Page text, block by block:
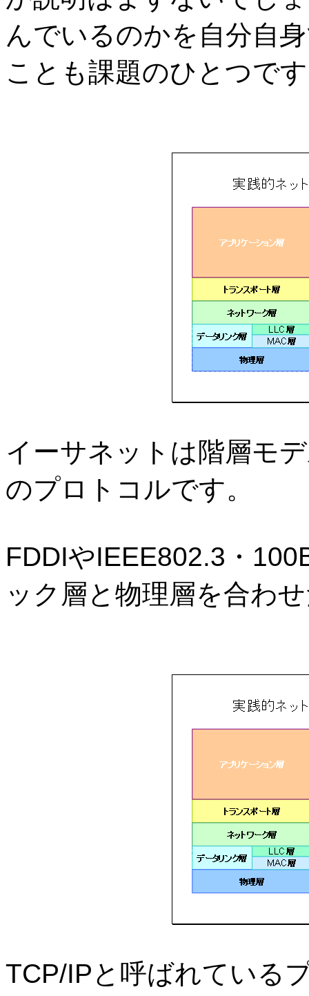
んでいるのかを自分自
ことも課題のひとつで
イーサネットは階層モ
のプロトコルです。
FDDIやIEEE802.3 ・
ック層と物理層を合わ
TCP/IPと呼ばれている